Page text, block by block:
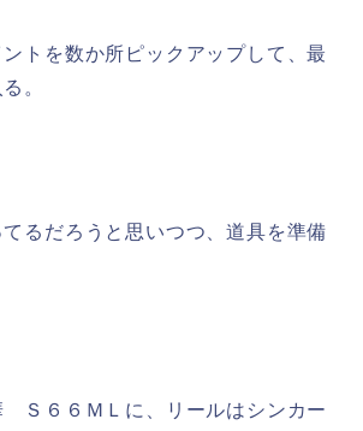
トを数か所ピックアップして、最
。
るだろうと思いつつ、道具を準備
６６ＭＬに、リールはシンカー